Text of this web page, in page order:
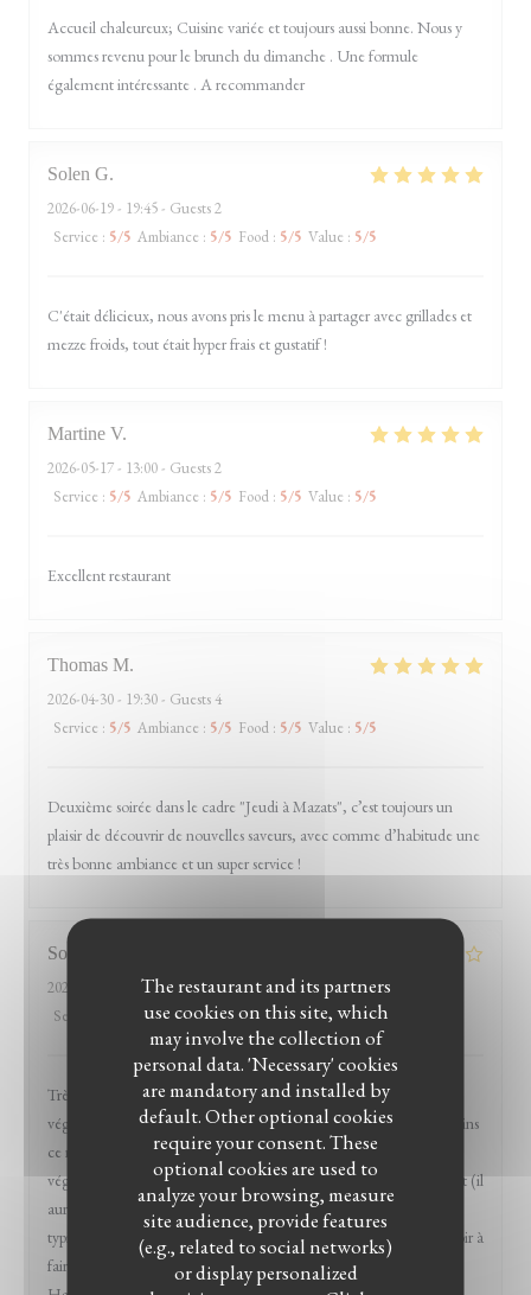
The restaurant and its partners
use cookies on this site, which
may involve the collection of
personal data. 'Necessary' cookies
are mandatory and installed by
default. Other optional cookies
require your consent. These
optional cookies are used to
analyze your browsing, measure
site audience, provide features
(e.g., related to social networks)
or display personalized
Accueil chaleureux; Cuisine variée et toujours aussi bonne. Nous y
sommes revenu pour le brunch du dimanche . Une formule
également intéressante . A recommander
Solen G
2026-06-19- 19:45 - Guests 2
Service : 5/5 Ambiance : 5/5 Food : 5/5 Value : 5/5
C'était délicieux, nous avons pris le menu à partager avec grillades et
mezze froids, tout était hyper frais et gustatif !
Martine V
2026-05-17- 13:00 - Guests 2
Service : 5/5 Ambiance : 5/5 Food : 5/5 Value : 5/5
Excellent restaurant
Thomas M
2026-04-30- 19:30 - Guests 4
Service : 5/5 Ambiance : 5/5 Food : 5/5 Value : 5/5
Deuxième soirée dans le cadre "Jeudi à Mazats", c’est toujours un
plaisir de découvrir de nouvelles saveurs, avec comme d’habitude une
très bonne ambiance et un super service !
Sophie
2026-04-11
- 19:00 - Guests 4
Service
Ambiance:5/5 Food:4/5 Value:4/5
Très bon accueil, ambiance agréable et nombreuses options
végétariennes dont un plat entier (l'assiette végétarienne), néanmoins
ce restaurant m'était indiqué comme disposant d'options
végétaliennes et au final, à part quelques entrées, il n'y en a pas tant (il
aurait fallu composer l'assiette végétarienne sur mesure, c'est
typiquement ces demandes d'ajustements que j'apprécie ne pas avoir à
faire en allant dans des restos pré-sélectionnés sur l'application